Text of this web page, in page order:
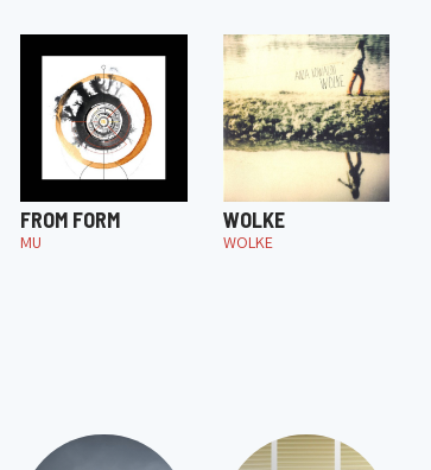
FROM FORM
MU
WOLKE
WOLKE